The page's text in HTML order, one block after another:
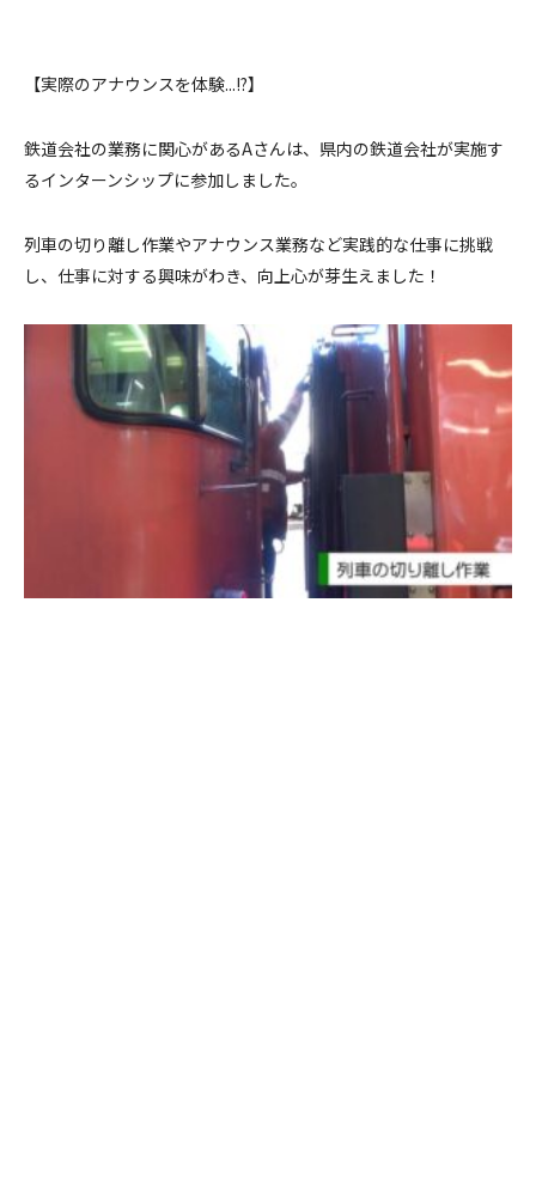
【実際のアナウンスを体験...!?】
鉄道会社の業務に関心があるAさんは、県内の鉄道会社が実施す
るインターンシップに参加しました。
列車の切り離し作業やアナウンス業務など実践的な仕事に挑戦
し、仕事に対する興味がわき、向上心が芽生えました！